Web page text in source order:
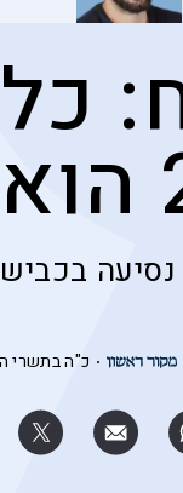
232 • פרויקט מיוחד
כ"ה בתשרי